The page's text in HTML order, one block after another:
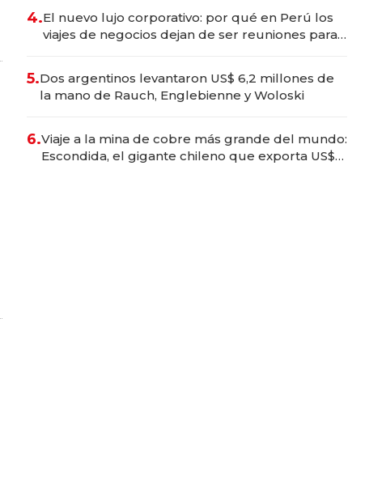
4.El nuevo lujo corporativo: por qué en Perú los
viajes de negocios dejan de ser reuniones para
5.Dos argentinos levantaron US$ 6,2 millones de
la mano de Rauch, Englebienne y Woloski
6.Viaje a la mina de cobre más grande del mundo:
Escondida, el gigante chileno que exporta US$